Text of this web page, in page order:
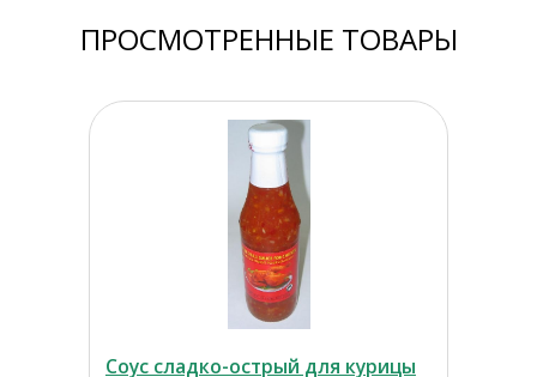
ПРОСМОТРЕННЫЕ ТОВАРЫ
Соус сладко-острый для курицы